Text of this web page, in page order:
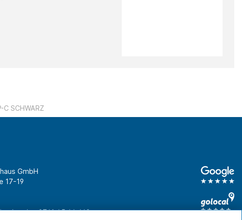
C SCHWARZ
GmbH
17-19
0761 45 64 660